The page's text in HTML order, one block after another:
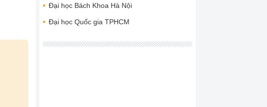
Đại học Bách Khoa Hà Nội
Đại học Quốc gia TPHCM